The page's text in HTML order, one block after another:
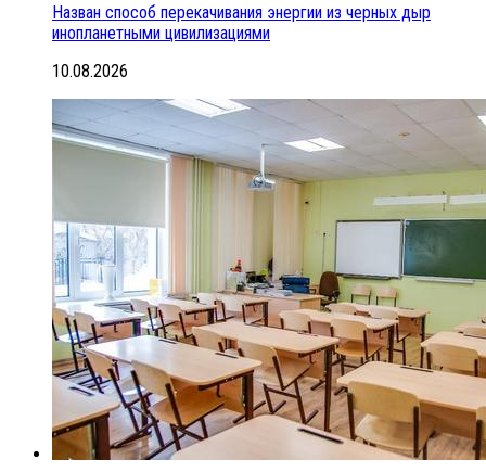
Назван способ перекачивания энергии из черных дыр
инопланетными цивилизациями
10.08.2026